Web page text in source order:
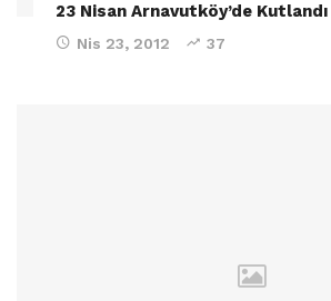
23 Nisan Arnavutköy’de Kutlandı
Nis 23, 2012 37